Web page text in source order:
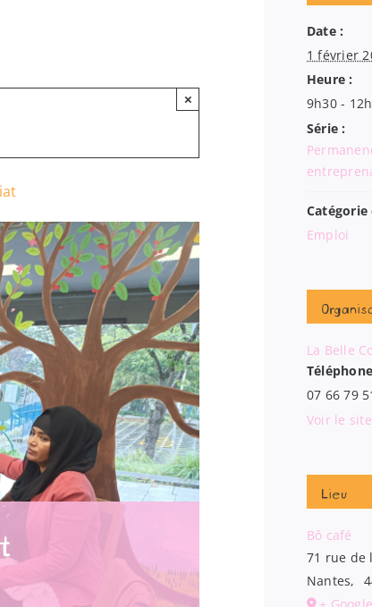
×
Date :
1 février
Heure :
9h30 -
Série :
Catégorie
Emploi
La Belle
Téléphone
07 66 79
Voir le
Lieu
Bô café
71 rue de
Nantes,